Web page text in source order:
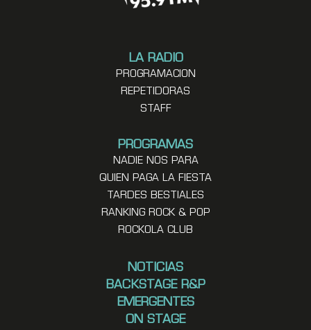
LA RADIO
PROGRAMACION
REPETIDORAS
STAFF
PROGRAMAS
NADIE NOS PARA
QUIEN PAGA LA FIESTA
TARDES BESTIALES
RANKING ROCK & POP
ROCKOLA CLUB
NOTICIAS
BACKSTAGE R&P
EMERGENTES
ON STAGE